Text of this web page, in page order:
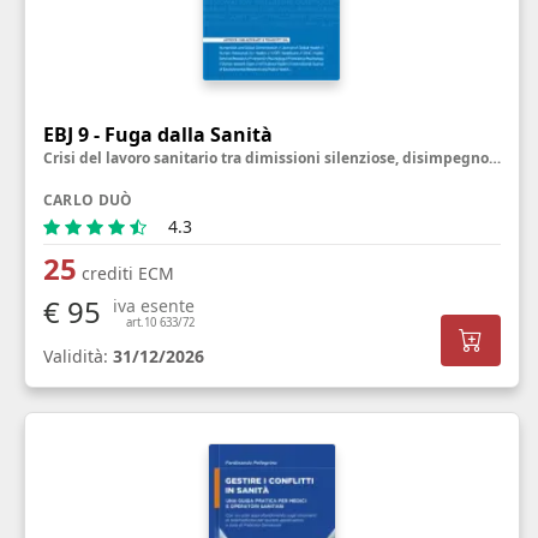
EBJ 9 - Fuga dalla Sanità
Crisi del lavoro sanitario tra dimissioni silenziose, disimpegno emotivo e sfide per il benessere
CARLO DUÒ
4.3
25 crediti ECM
€ 95 iva esente
art.10 633/72
Validità: 31/12/2026